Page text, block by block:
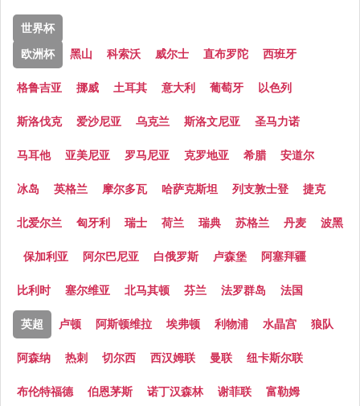
世界杯
欧洲杯 黑山 科索沃 威尔士 直布罗陀 西班牙
格鲁吉亚 挪威 土耳其 意大利 葡萄牙 以色列
斯洛伐克 爱沙尼亚 乌克兰 斯洛文尼亚 圣马力诺
马耳他 亚美尼亚 罗马尼亚 克罗地亚 希腊 安道尔
冰岛 英格兰 摩尔多瓦 哈萨克斯坦 列支敦士登 捷克
北爱尔兰 匈牙利 瑞士 荷兰 瑞典 苏格兰 丹麦 波黑
保加利亚 阿尔巴尼亚 白俄罗斯 卢森堡 阿塞拜疆
比利时 塞尔维亚 北马其顿 芬兰 法罗群岛 法国
英超 卢顿 阿斯顿维拉 埃弗顿 利物浦 水晶宫 狼队
阿森纳 热刺 切尔西 西汉姆联 曼联 纽卡斯尔联
布伦特福德 伯恩茅斯 诺丁汉森林 谢菲联 富勒姆